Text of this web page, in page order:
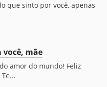
que sinto por você, apenas
mãe
amor do mundo! Feliz